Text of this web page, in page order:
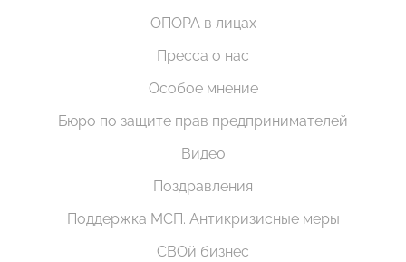
ОПОРА в лицах
Пресса о нас
Особое мнение
Бюро по защите прав предпринимателей
Видео
Поздравления
Поддержка МСП. Антикризисные меры
СВОй бизнес